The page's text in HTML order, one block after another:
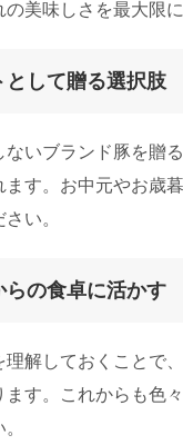
美味しさを最大限
として贈る選択肢
いブランド豚を贈
す。お中元やお歳
い。
らの食卓に活かす
理解しておくことで
ます。これからも色